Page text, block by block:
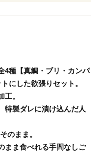
4種【真鯛・ブリ・カンパ
にした欲張りセット。
。
特製ダレに漬け込んだ人
のまま。
まま食べれる手間なしご